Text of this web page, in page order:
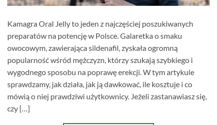
Kamagra Oral Jelly to jeden z najczęściej poszukiwanych
preparatów na potencję w Polsce. Galaretka o smaku
owocowym, zawierająca sildenafil, zyskała ogromną
popularność wśród mężczyzn, którzy szukają szybkiego i
wygodnego sposobu na poprawę erekcji. W tym artykule
sprawdzamy, jak działa, jak ją dawkować, ile kosztuje i co
mówią o niej prawdziwi użytkownicy. Jeżeli zastanawiasz się,
czy […]